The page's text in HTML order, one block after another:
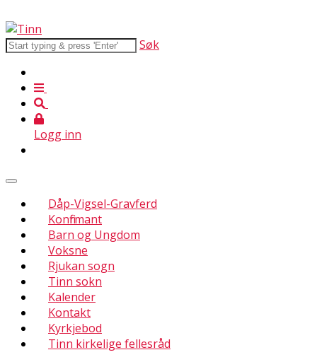
Søk
Logg inn
Dåp-Vigsel-Gravferd
Konfirmant
Barn og Ungdom
Voksne
Rjukan sogn
Tinn sokn
Kalender
Kontakt
Kyrkjebod
Tinn kirkelige fellesråd